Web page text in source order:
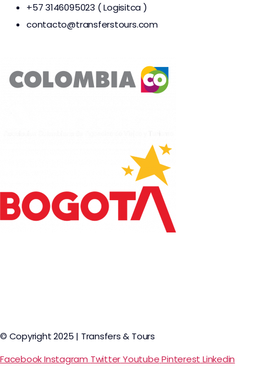
+57 3146095023 ( Logisitca )
contacto@transferstours.com
© Copyright 2025 | Transfers & Tours
FacebookInstagram TwitterYoutubePinterest Linkedin